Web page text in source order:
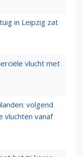
in Leipzig zat
vlucht met
volgend
vluchten vanaf